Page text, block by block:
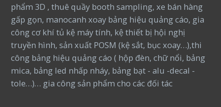
phẩm 3D , thuê quầy booth sampling, xe bán hàng
gấp gọn, manocanh xoay bảng hiệu quảng cáo, gia
công cơ khí tủ kệ máy tính, kệ thiết bị hội nghị
truyền hình, sản xuất POSM (kệ sắt, bục xoay…),thi
công bảng hiệu quảng cáo ( hộp đèn, chữ nổi, bảng
mica, bảng led nhấp nháy, bảng bạt - alu -decal -
tole…)… gia công sản phẩm cho các đối tác